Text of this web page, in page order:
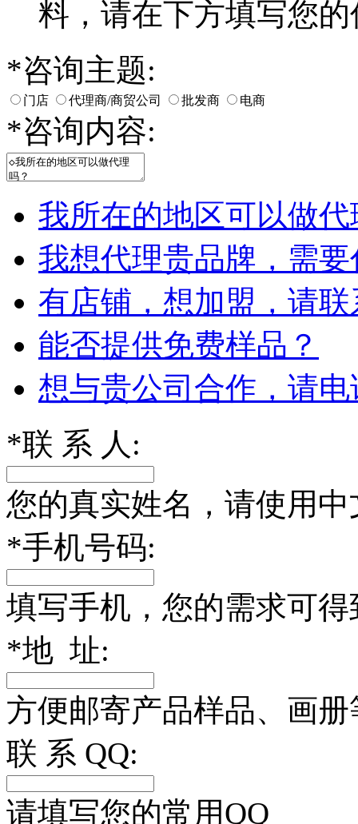
料，请在下方填写您
*咨询主题:
门店 代理商/商贸公司 批发商 电商
*咨询内容:
我所在的地区可以做
我想代理贵品牌，需
有店铺，想加盟，请
能否提供免费样品？
想与贵公司合作，请
*联 系 人:
您的真实姓名，请使用中
*手机号码:
填写手机，您的需求可
*地 址:
方便邮寄产品样品、画
联 系 QQ:
请填写您的常用QQ